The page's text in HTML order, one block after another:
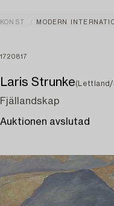
KONST MODERN
1720817
Laris Strunke(Lettland/
Fjällandskap
Auktionen avslutad